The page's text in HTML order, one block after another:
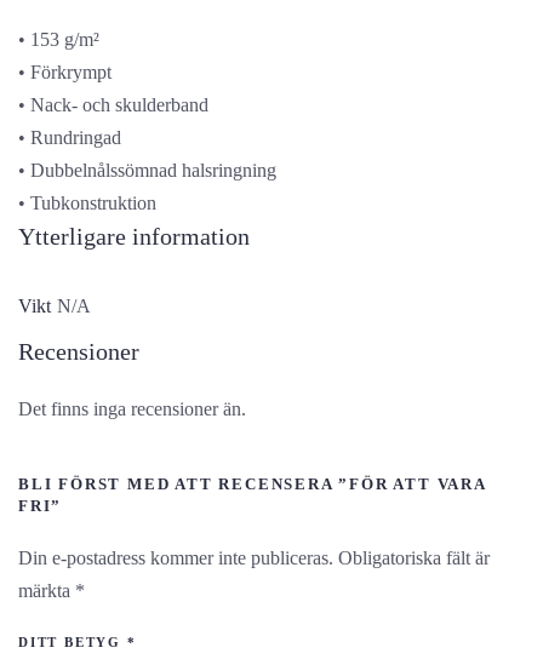
• 153 g/m²
• Förkrympt
• Nack- och skulderband
• Rundringad
• Dubbelnålssömnad halsringning
• Tubkonstruktion
Ytterligare information
Vikt N/A
Recensioner
Det finns inga recensioner än.
BLI FÖRST MED ATT RECENSERA ”FÖR ATT VARA
FRI”
Din e-postadress kommer inte publiceras. Obligatoriska fält är
märkta *
DITT BETYG *